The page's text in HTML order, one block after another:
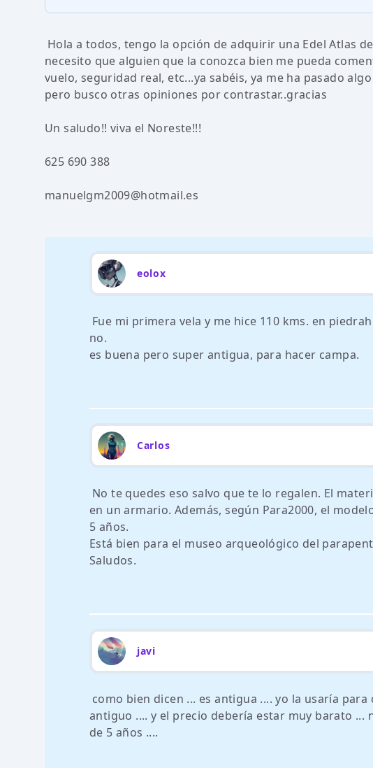
Hola a todos, tengo la opción de adquirir una Edel Atlas
necesito que alguien que la conozca bien me pueda
vuelo, seguridad real, etc...ya sabéis, ya me ha pasado
pero busco otras opiniones por contrastar..gracias
Un saludo!! viva el Noreste!!!
625 690 388
manuelgm2009@hotmail.es
eolox
Fue mi primera vela y me hice 110 kms. en
no.
es buena pero super antigua, para hacer campa.
Carlos
No te quedes eso salvo que te lo regalen. El
en un armario. Además, según Para2000, el
5 años.
Está bien para el museo arqueológico del
Saludos.
javi
como bien dicen ... es antigua .... yo la usaría
antiguo .... y el precio debería estar muy barato ...
de 5 años ....